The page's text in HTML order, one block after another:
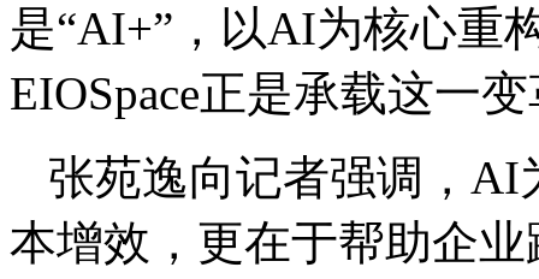
是“AI+”，以AI为核心重
EIOSpace正是承载这一
张苑逸向记者强调，AI
本增效，更在于帮助企